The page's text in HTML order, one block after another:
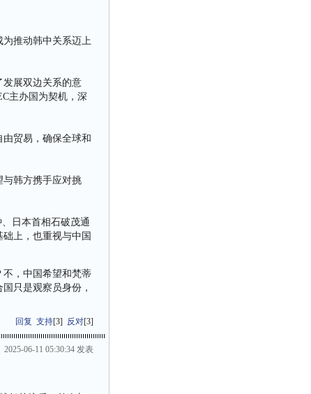
为推动韩中关系迈上
展双边关系的意
主办国为契机，深
贸易，确保全球和
韩方携手应对挑
日本首相石破茂通
上，也重视与中国
，中国希望和梵蒂
只是观察员身份，
回复 支持[3] 反对[3]
2025-06-11 05:30:34 发表